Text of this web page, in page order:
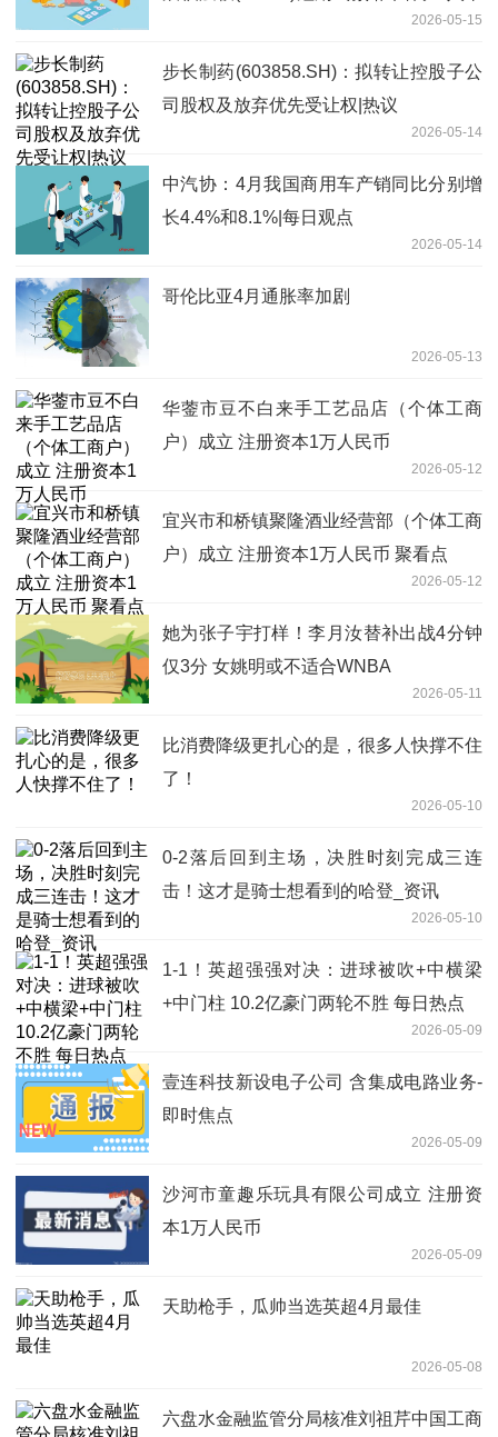
2026-05-15
步长制药(603858.SH)：拟转让控股子公
司股权及放弃优先受让权|热议
2026-05-14
中汽协：4月我国商用车产销同比分别增
长4.4%和8.1%|每日观点
2026-05-14
哥伦比亚4月通胀率加剧
2026-05-13
华蓥市豆不白来手工艺品店（个体工商
户）成立 注册资本1万人民币
2026-05-12
宜兴市和桥镇聚隆酒业经营部（个体工商
户）成立 注册资本1万人民币 聚看点
2026-05-12
她为张子宇打样！李月汝替补出战4分钟
仅3分 女姚明或不适合WNBA
2026-05-11
比消费降级更扎心的是，很多人快撑不住
了！
2026-05-10
0-2落后回到主场，决胜时刻完成三连
击！这才是骑士想看到的哈登_资讯
2026-05-10
1-1！英超强强对决：进球被吹+中横梁
+中门柱 10.2亿豪门两轮不胜 每日热点
2026-05-09
壹连科技新设电子公司 含集成电路业务-
即时焦点
2026-05-09
沙河市童趣乐玩具有限公司成立 注册资
本1万人民币
2026-05-09
天助枪手，瓜帅当选英超4月最佳
2026-05-08
六盘水金融监管分局核准刘祖芹中国工商